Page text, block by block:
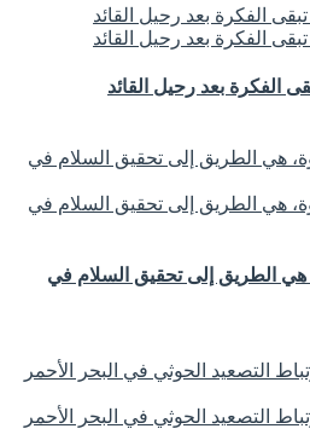
الفكرة بعد رحيل القائد
هي الطريق إلى تحقيق السلام في